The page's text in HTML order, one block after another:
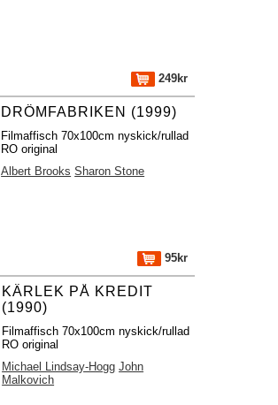
249kr
DRÖMFABRIKEN (1999)
Filmaffisch 70x100cm nyskick/rullad
RO original
Albert Brooks Sharon Stone
95kr
KÄRLEK PÅ KREDIT
(1990)
Filmaffisch 70x100cm nyskick/rullad
RO original
Michael Lindsay-Hogg John
Malkovich